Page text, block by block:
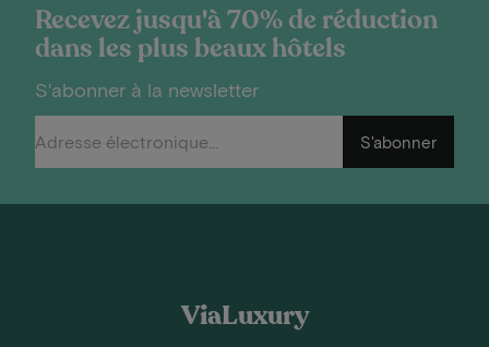
Recevez jusqu'à 70% de réduction
dans les plus beaux hôtels
S'abonner à la newsletter
S'abonner
ViaLuxury